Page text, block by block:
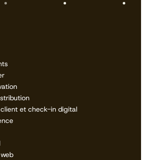
et check-in digital